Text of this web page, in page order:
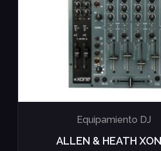
Equipamiento DJ
ALLEN & HEATH